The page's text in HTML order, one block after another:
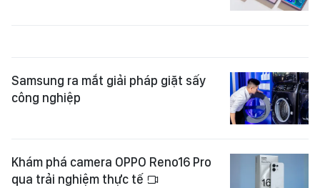
Samsung ra mắt giải pháp giặt sấy
công nghiệp
Khám phá camera OPPO Reno16 Pro
qua trải nghiệm thực tế